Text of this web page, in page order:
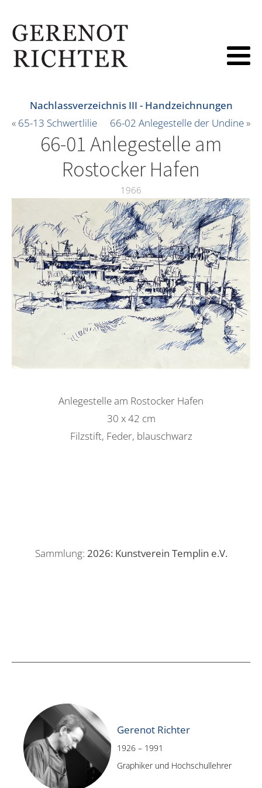
Nachlassverzeichnis III - Handzeichnungen
« 65-13 Schwertlilie 66-02 Anlegestelle der Undine»
66-01 Anlegestelle am
Rostocker Hafen
1966
Anlegestelle am Rostocker Hafen
30 x 42 cm
Filzstift, Feder, blauschwarz
Sammlung: 2026: Kunstverein Templin e.V.
Gerenot Richter
1926 – 1991
Graphiker und Hochschullehrer